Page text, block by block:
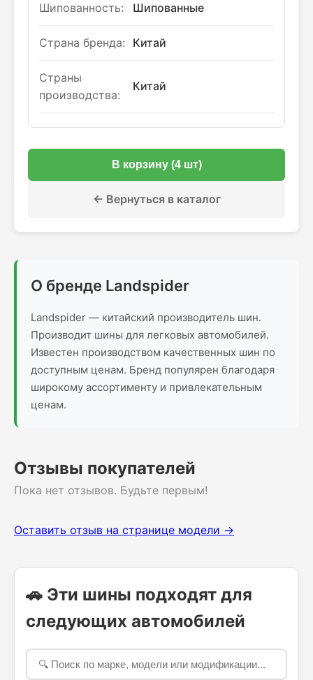
Шипованность: Шипованные
Страна бренда: Китай
Страны
производства:
Китай
В корзину (4 шт)
← Вернуться в каталог
О бренде Landspider
Landspider — китайский производитель шин.
Производит шины для легковых автомобилей.
Известен производством качественных шин по
доступным ценам. Бренд популярен благодаря
широкому ассортименту и привлекательным
ценам.
Отзывы покупателей
Пока нет отзывов. Будьте первым!
Оставить отзыв на странице модели →
🚗 Эти шины подходят для
следующих автомобилей